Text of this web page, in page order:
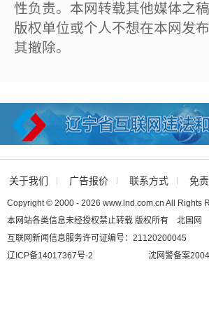
性负责。本网转载其他媒体之
版权单位或个人不想在本网发
其撤除。
关于我们 广告报价 联系方式 免
Copyright © 2000 - 2026 www.lnd.com.cn All Rights
本网站各类信息未经授权禁止转载 版权所有 北国网
互联网新闻信息服务许可证编号：21120200045
辽ICP备14017367号-2
沈网警备案